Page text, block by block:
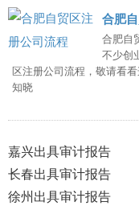
合肥
合肥自
不少创
区注册公司流程，敬请看
知晓
嘉兴出具审计报告
长春出具审计报告
徐州出具审计报告